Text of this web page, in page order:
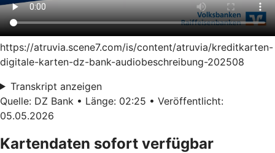
https://atruvia.scene7.com/is/content/atruvia/kreditkarten-
digitale-karten-dz-bank-audiobeschreibung-202508
Transkript anzeigen
Quelle: DZ Bank • Länge: 02:25 • Veröffentlicht:
05.05.2026
Kartendaten sofort verfügbar